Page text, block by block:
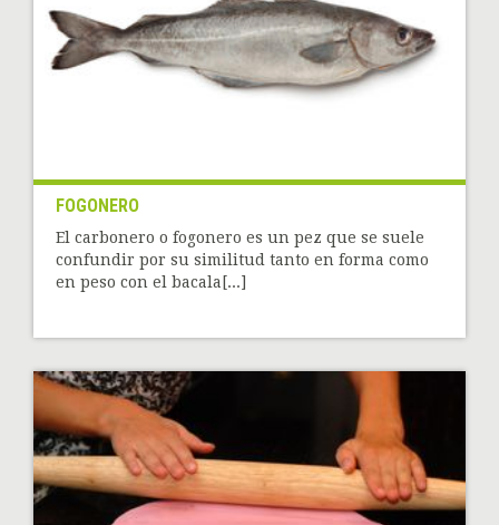
FOGONERO
El carbonero o fogonero es un pez que se suele
confundir por su similitud tanto en forma como
en peso con el bacala[...]